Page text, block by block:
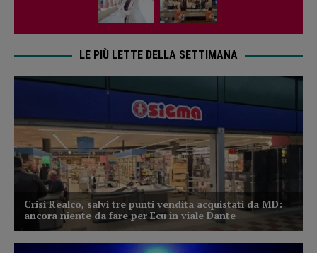
LE PIÙ LETTE DELLA SETTIMANA